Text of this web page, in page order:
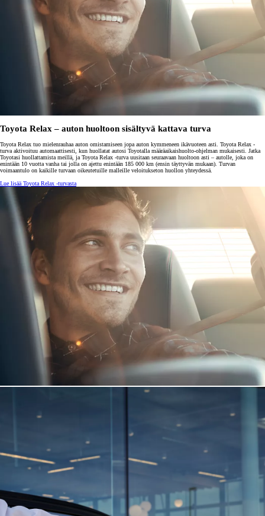
Toyota Relax – auton huoltoon sisältyvä kattava turva
Toyota Relax tuo mielenrauhaa auton omistamiseen jopa auton kymmeneen ikävuoteen asti. Toyota Relax -
turva aktivoituu automaattisesti, kun huollatat autosi Toyotalla määräaikaishuolto-ohjelman mukaisesti. Jatka
Toyotasi huollattamista meillä, ja Toyota Relax -turva uusitaan seuraavaan huoltoon asti – autolle, joka on
enintään 10 vuotta vanha tai jolla on ajettu enintään 185 000 km (ensin täyttyvän mukaan). Turvan
voimaantulo on kaikille turvaan oikeutetuille malleille veloitukseton huollon yhteydessä.
Lue lisää Toyota Relax -turvasta